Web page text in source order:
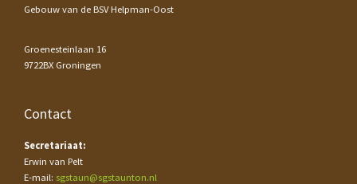
Gebouw van de BSV Helpman-Oost
Groenesteinlaan 16
9722BX Groningen
Contact
Secretariaat:
Erwin van Pelt
E-mail: sgstaun@sgstaunton.nl